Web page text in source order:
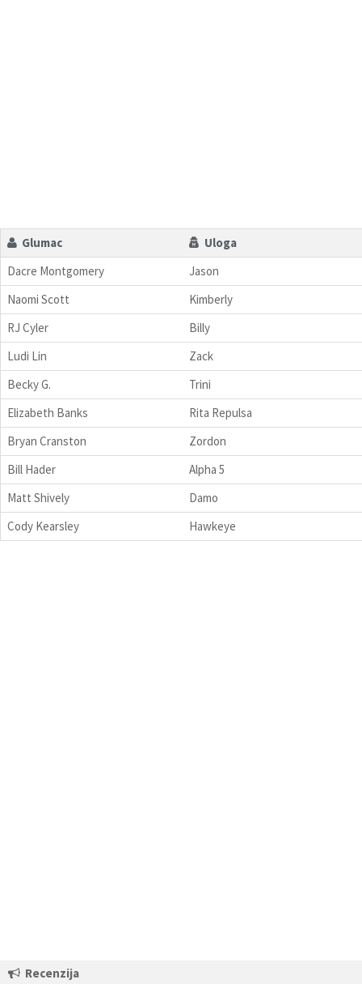
Glumac
Uloga
Dacre Montgomery
Jason
Naomi Scott
Kimberly
RJ Cyler
Billy
Ludi Lin
Zack
Becky G.
Trini
Elizabeth Banks
Rita Repulsa
Bryan Cranston
Zordon
Bill Hader
Alpha 5
Matt Shively
Damo
Cody Kearsley
Hawkeye
Recenzija